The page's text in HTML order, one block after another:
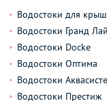
Водостоки для
Водостоки Гранд
Водостоки Docke
Водостоки Оптима
Водостоки
Водостоки Престиж